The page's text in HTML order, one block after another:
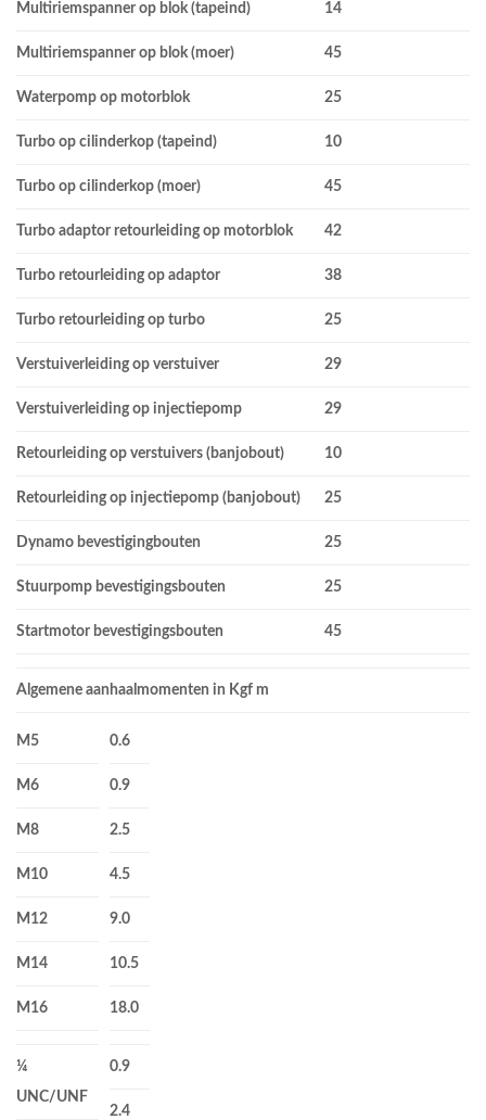
Multiriemspanner op blok (tapeind) 14
Multiriemspanner op blok (moer) 45
Waterpomp op motorblok 25
Turbo op cilinderkop (tapeind) 10
Turbo op cilinderkop (moer) 45
Turbo adaptor retourleiding op motorblok 42
Turbo retourleiding op adaptor 38
Turbo retourleiding op turbo 25
Verstuiverleiding op verstuiver 29
Verstuiverleiding op injectiepomp 29
Retourleiding op verstuivers (banjobout) 10
Retourleiding op injectiepomp (banjobout) 25
Dynamo bevestigingbouten 25
Stuurpomp bevestigingsbouten 25
Startmotor bevestigingsbouten 45
Algemene aanhaalmomenten in Kgf m
M5
M6
M8
M10
M12
M14
M16
¼
UNC/UNF
0.6
0.9
2.5
4.5
9.0
10.5
18.0
0.9
2.4